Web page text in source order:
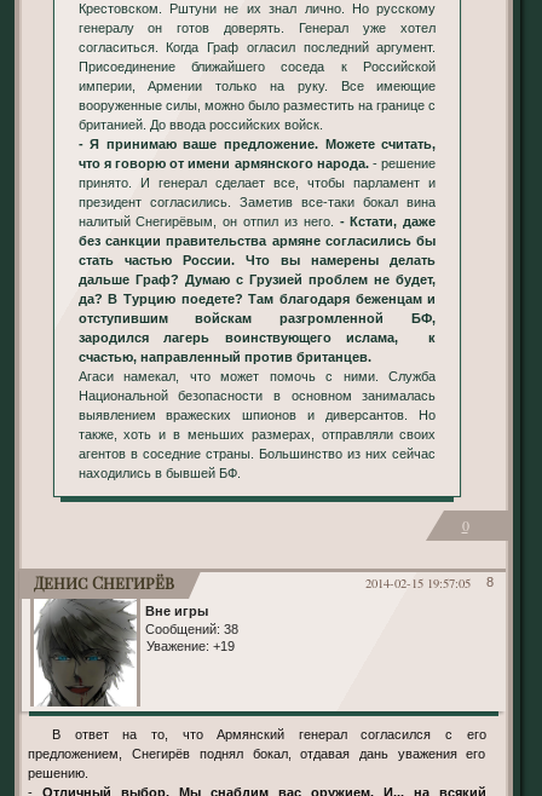
Крестовском. Рштуни не их знал лично. Но русскому
генералу он готов доверять. Генерал уже хотел
согласиться. Когда Граф огласил последний аргумент.
Присоединение ближайшего соседа к Российской
империи, Армении только на руку. Все имеющие
вооруженные силы, можно было разместить на границе с
британией. До ввода российских войск.
- Я принимаю ваше предложение. Можете считать,
что я говорю от имени армянского народа.- решение
принято. И генерал сделает все, чтобы парламент и
президент согласились. Заметив все-таки бокал вина
налитый Снегирёвым, он отпил из него. - Кстати, даже
без санкции правительства армяне согласились бы
стать частью России. Что вы намерены делать
дальше Граф? Думаю с Грузией проблем не будет,
да? В Турцию поедете? Там благодаря беженцам и
отступившим войскам разгромленной БФ,
зародился лагерь воинствующего ислама, к
счастью, направленный против британцев.
Агаси намекал, что может помочь с ними. Служба
Национальной безопасности в основном занималась
выявлением вражеских шпионов и диверсантов. Но
также, хоть и в меньших размерах, отправляли своих
агентов в соседние страны. Большинство из них сейчас
находились в бывшей БФ.
0
8
2014-02-15 19:57:05
Денис Снегирёв
Вне игры
Сообщений: 38
Уважение: +19
В ответ на то, что Армянский генерал согласился с его
предложением, Снегирёв поднял бокал, отдавая дань уважения его
решению.
- Отличный выбор. Мы снабдим вас оружием. И... на всякий